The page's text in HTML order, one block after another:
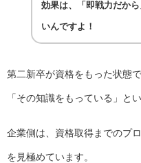
効果は、「即戦力だか
いんですよ！
第二新卒が資格をもった状態
「その知識をもっている」と
企業側は、資格取得までのプ
を見極めています。